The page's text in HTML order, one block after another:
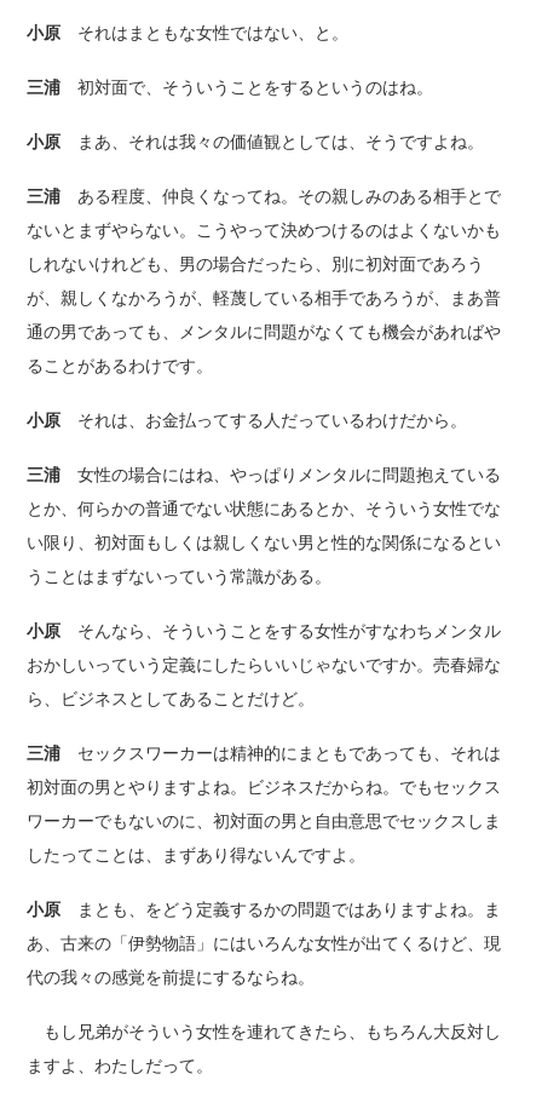
小原 それはまともな女性ではない、と。
三浦 初対面で、そういうことをするというのはね。
小原 まあ、それは我々の価値観としては、そうですよね。
三浦 ある程度、仲良くなってね。その親しみのある相手とで
ないとまずやらない。こうやって決めつけるのはよくないかも
しれないけれども、男の場合だったら、別に初対面であろう
が、親しくなかろうが、軽蔑している相手であろうが、まあ普
通の男であっても、メンタルに問題がなくても機会があればや
ることがあるわけです。
小原 それは、お金払ってする人だっているわけだから。
三浦 女性の場合にはね、やっぱりメンタルに問題抱えている
とか、何らかの普通でない状態にあるとか、そういう女性でな
い限り、初対面もしくは親しくない男と性的な関係になるとい
うことはまずないっていう常識がある。
小原 そんなら、そういうことをする女性がすなわちメンタル
おかしいっていう定義にしたらいいじゃないですか。売春婦な
ら、ビジネスとしてあることだけど。
三浦 セックスワーカーは精神的にまともであっても、それは
初対面の男とやりますよね。ビジネスだからね。でもセックス
ワーカーでもないのに、初対面の男と自由意思でセックスしま
したってことは、まずあり得ないんですよ。
小原 まとも、をどう定義するかの問題ではありますよね。ま
あ、古来の「伊勢物語」にはいろんな女性が出てくるけど、現
代の我々の感覚を前提にするならね。
もし兄弟がそういう女性を連れてきたら、もちろん大反対し
ますよ、わたしだって。